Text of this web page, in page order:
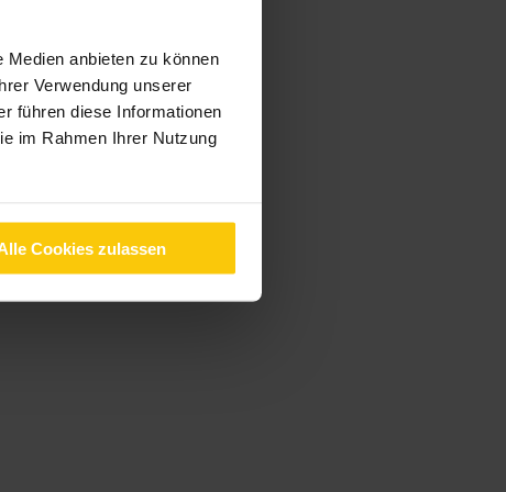
anbieten zu können
Verwendung unserer
führen diese Informationen
im Rahmen Ihrer Nutzung
Cookies zulassen